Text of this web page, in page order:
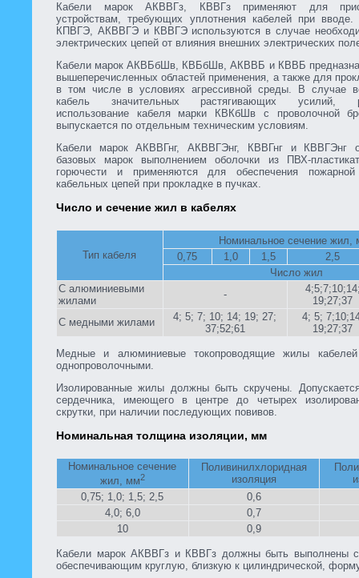
Кабели марок АКВВГз, КВВГз применяют для
устройствам, требующих уплотнения кабелей при
КПВГЭ, АКВВГЭ и КВВГЭ используются в случае
электрических цепей от влияния внешних электрических
Кабели марок АКВБбШв, КВБбШв, АКВВБ и КВВБ
вышеперечисленных областей применения, а также для
в том числе в условиях агрессивной среды. В случае
кабель значительных растягивающих усилий,
использование кабеля марки КВКбШв с проволочной
выпускается по отдельным техническим условиям.
Кабели марок АКВВГнг, АКВВГЭнг, КВВГнг и КВВГЭнг
базовых марок выполнением оболочки из ПВХ-
горючести и применяются для обеспечения пожарной
кабельных цепей при прокладке в пучках.
Число и сечение жил в кабелях
Тип кабеля
Номинальное сечение жил,
0,75
1,0 1,5
2,5
Число жил
С алюминиевыми
жилами
-
19;27;37
С медными жилами
4; 5; 7; 10; 14; 19; 27;
37;52;61
4; 5;
19;27;37
Медные и алюминиевые токопроводящие жилы
однопроволочными.
Изолированные жилы должны быть скручены. Допускается
сердечника, имеющего в центре до четырех
скрутки, при наличии последующих повивов.
Номинальная толщина изоляции, мм
Номинальное сечение
жил, мм2
Поливинилхлоридная
изоляция
0,75; 1,0; 1,5; 2,5
0,6
4,0; 6,0
0,7
10
0,9
Кабели марок АКВВГз и КВВГз должны быть выполнены с
обеспечивающим круглую, близкую к цилиндрической,